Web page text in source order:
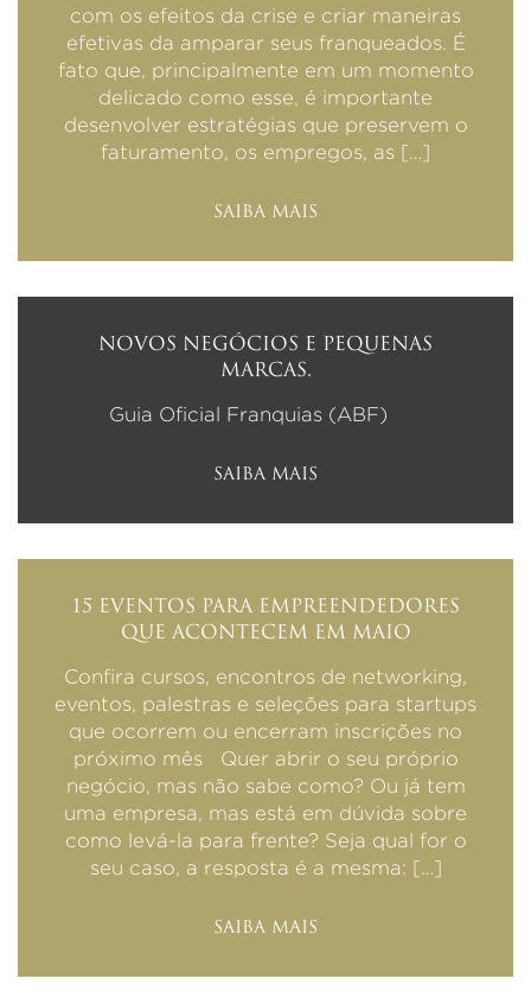
com os efeitos da crise e criar maneiras
efetivas da amparar seus franqueados. É
fato que, principalmente em um momento
delicado como esse, é importante
desenvolver estratégias que preservem o
faturamento, os empregos, as […]
SAIBA MAIS
NOVOS NEGÓCIOS E PEQUENAS
MARCAS.
Guia Oficial Franquias (ABF)
SAIBA MAIS
15 EVENTOS PARA EMPREENDEDORES
QUE ACONTECEM EM MAIO
Confira cursos, encontros de networking,
eventos, palestras e seleções para startups
que ocorrem ou encerram inscrições no
próximo mês Quer abrir o seu próprio
negócio, mas não sabe como? Ou já tem
uma empresa, mas está em dúvida sobre
como levá-la para frente? Seja qual for o
seu caso, a resposta é a mesma: […]
SAIBA MAIS